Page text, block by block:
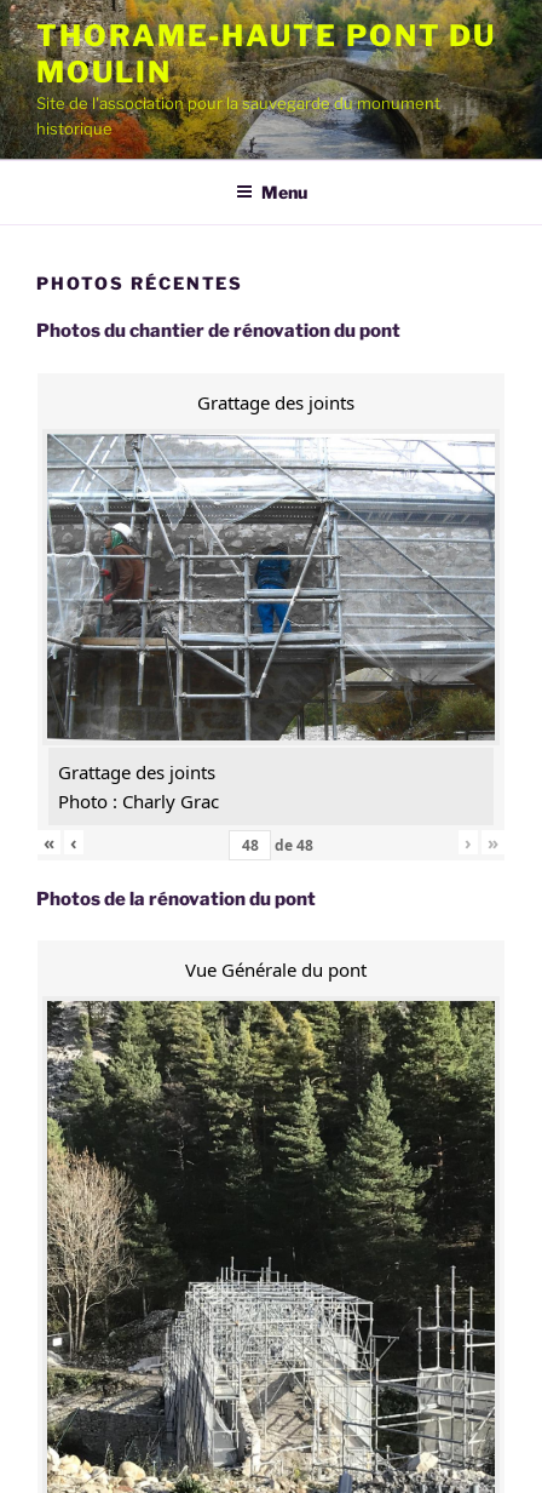
Aller
au
contenu
principal
THORAME-HAUTE PONT DU
MOULIN
Site de l'association pour la sauvegarde du monument
historique
Menu
PHOTOS RÉCENTES
Photos du chantier de rénovation du pont
Grattage des joints
Grattage des joints
Photo : Charly Grac
«
‹ de48 › »
Photos de la rénovation du pont
Vue Générale du pont